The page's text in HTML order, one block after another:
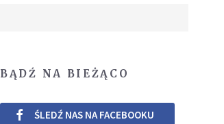
BĄDŹ NA BIEŻĄCO
ŚLEDŹ NAS NA FACEBOOKU